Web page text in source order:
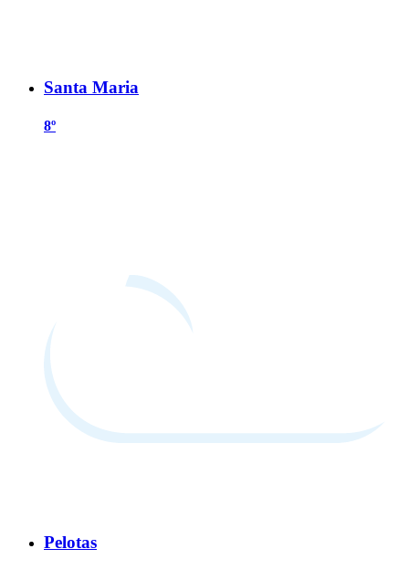
Santa Maria
8º
Pelotas